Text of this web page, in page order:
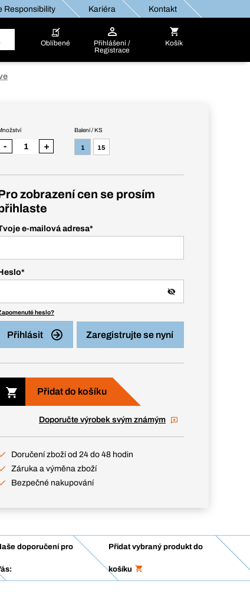
Responsibility Kariéra Kontakt
Oblíbené
Přihlášení /
Registrace
Košík
Balení / KS
1 15
- +
zobrazení cen se prosím
e-mailová adresa*
*
heslo?
Přihlásit Zaregistrujte se nyní
Přidat do košíku
Doporučte výrobek svým známým
Doručení zboží od 24 do 48 hodin
Záruka a výměna zboží
Bezpečné nakupování
doporučení pro Přidat vybraný produkt do
košíku